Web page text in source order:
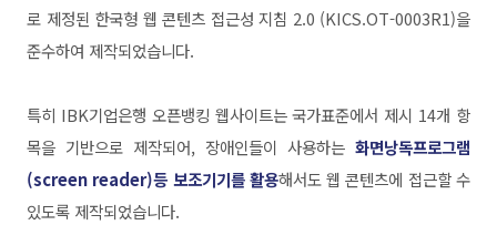
로 제정된 한국형 웹 콘텐츠 접근성 지침 2.0 (KICS.OT-0003R1)을
준수하여 제작되었습니다.
특히 IBK기업은행 오픈뱅킹 웹사이트는 국가표준에서 제시 14개 항
목을 기반으로 제작되어, 장애인들이 사용하는 화면낭독프로그램
(screen reader)등 보조기기를 활용해서도 웹 콘텐츠에 접근할 수
있도록 제작되었습니다.